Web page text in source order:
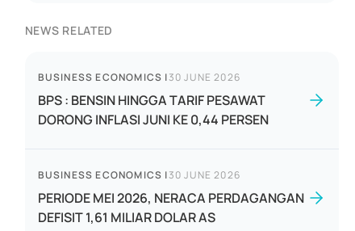
NEWS RELATED
BUSINESS ECONOMICS |30 JUNE 2026
BPS : BENSIN HINGGA TARIF PESAWAT
DORONG INFLASI JUNI KE 0,44 PERSEN
BUSINESS ECONOMICS |30 JUNE 2026
PERIODE MEI 2026, NERACA PERDAGANGAN
DEFISIT 1,61 MILIAR DOLAR AS